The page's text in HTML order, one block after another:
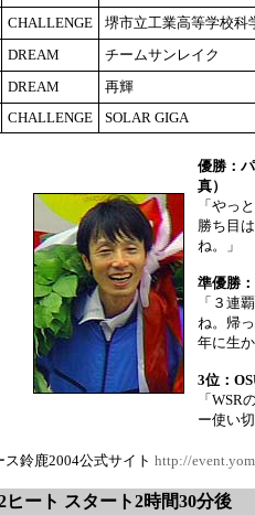
CHALLENGE 堺市立工業高等学校科
DREAM チームサンレイク
DREAM 再輝
CHALLENGE SOLAR GIGA
優勝：
真）
「やっ
勝ち目
ね。」
準優勝
「３連
ね。帰
年に生
3位：
「WSR
ー使い
鈴鹿2004公式サイト http://
ヒート スタート2時間30分後